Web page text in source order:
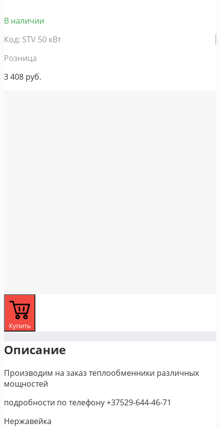
В наличии
Код: STV 50 кВт
Розница
3 408 руб.
Купить
Описание
Производим на заказ теплообменники различных
мощностей
подробности по телефону +37529-644-46-71
Нержавейка